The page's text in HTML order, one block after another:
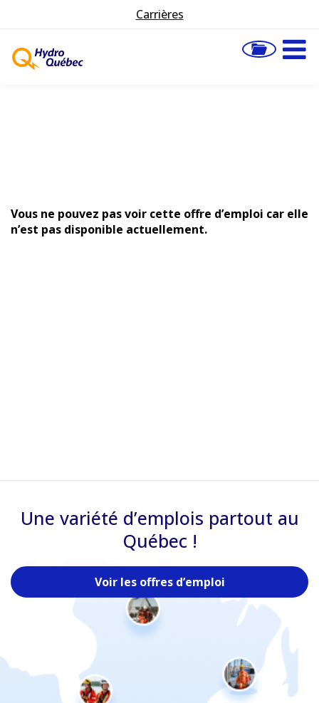
Carrières
Vous ne pouvez pas voir cette offre d’emploi car elle
n’est pas disponible actuellement.
Une variété d’emplois partout au
Québec !
Voir les offres d’emploi